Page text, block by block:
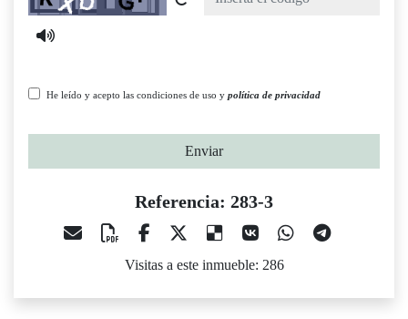
He leído y acepto las condiciones de uso y política de privacidad
Enviar
Referencia: 283-3
Visitas a este inmueble: 286